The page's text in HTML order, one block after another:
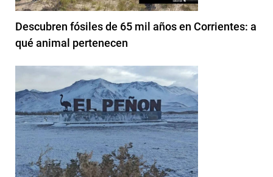
Descubren fósiles de 65 mil años en Corrientes: a
qué animal pertenecen